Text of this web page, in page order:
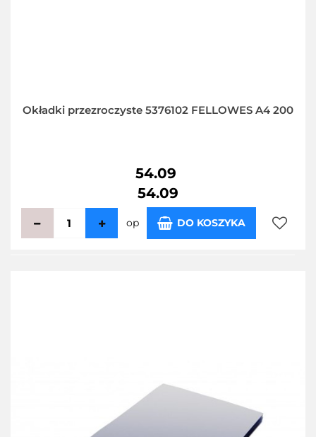
Okładki przezroczyste 5376102 FELLOWES A4 200
54.09
54.09
op DO KOSZYKA